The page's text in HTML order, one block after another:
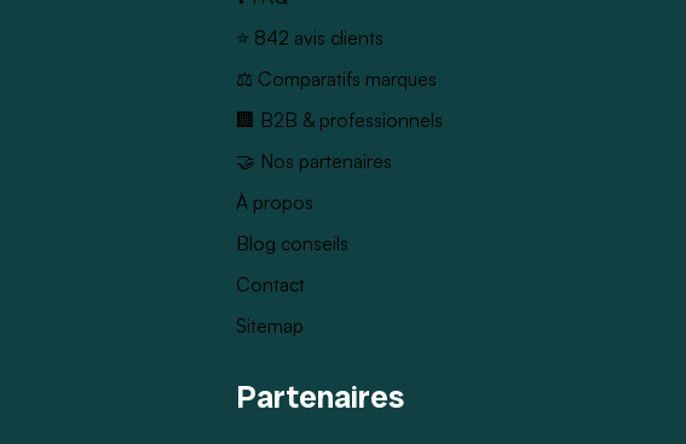
⭐ 842 avis clients
⚖️ Comparatifs marques
🏢 B2B & professionnels
🤝 Nos partenaires
À propos
Blog conseils
Contact
Sitemap
Partenaires